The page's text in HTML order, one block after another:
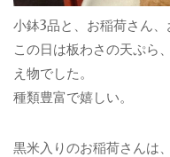
小鉢3品と、お稲荷さん、
この日は板わさの天ぷら
え物でした。
種類豊富で嬉しい。
黒米入りのお稲荷さんは